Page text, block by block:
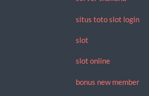
situs toto slot login
slot
slot online
bonus new member